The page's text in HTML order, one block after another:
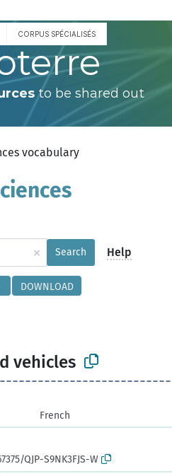
CORPUS SPÉCIALISÉS
to be shared out
vocabulary
× Search Help
DOWNLOAD
vehicles
French
QJP-S9NK3FJS-W